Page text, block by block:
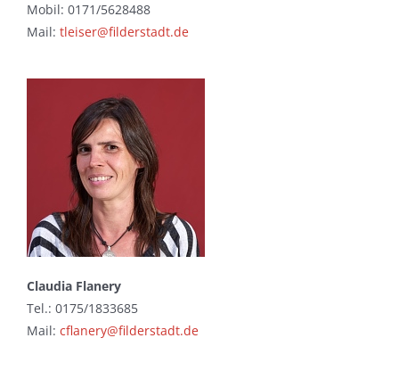
Mobil: 0171/5628488
Mail: tleiser@filderstadt.de
Claudia Flanery
Tel.: 0175/1833685
Mail: cflanery@filderstadt.de